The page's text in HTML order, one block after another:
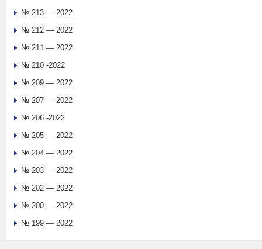
№ 213 — 2022
№ 212 — 2022
№ 211 — 2022
№ 210 -2022
№ 209 — 2022
№ 207 — 2022
№ 206 -2022
№ 205 — 2022
№ 204 — 2022
№ 203 — 2022
№ 202 — 2022
№ 200 — 2022
№ 199 — 2022